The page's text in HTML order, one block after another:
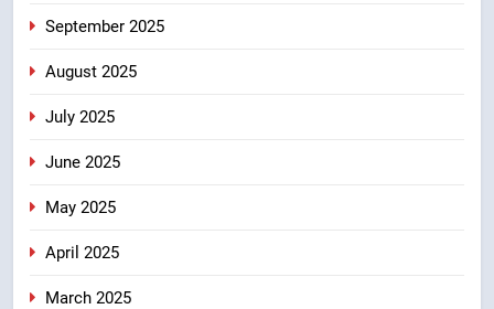
September 2025
August 2025
July 2025
June 2025
May 2025
April 2025
March 2025